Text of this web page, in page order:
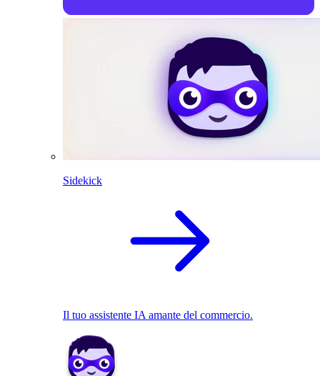
Sidekick
Il tuo assistente IA amante del commercio.